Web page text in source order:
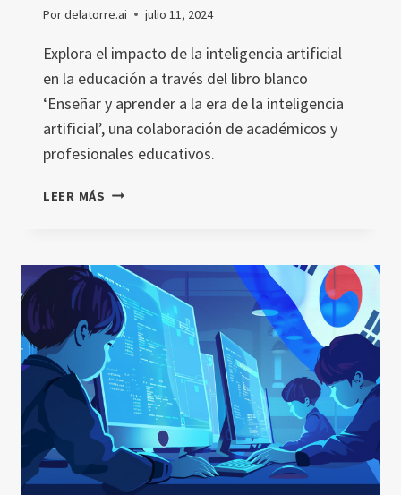
Pordelatorre.ai julio 11, 2024
Explora el impacto de la inteligencia artificial
en la educación a través del libro blanco
‘Enseñar y aprender a la era de la inteligencia
artificial’, una colaboración de académicos y
profesionales educativos.
LEER MÁS ENSEÑAR
LA
ERA
DE
LA
INTELIGENCIA
ARTIFICIAL